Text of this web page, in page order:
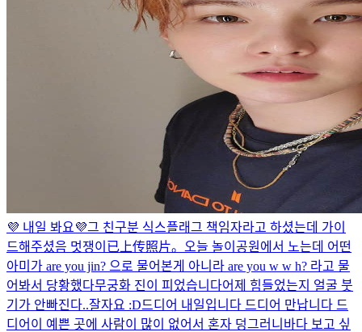
💜 내일 봐요💜그 친구분 식스플래그 책임자라고 하셨는데 가이
드해주셨음 멋쟁이 已上传照片。
오늘 놀이공원에서 노는데 어떤
아미가 are you jin? 으로 물어본게 아니라 are you w w h? 라고 물
어봐서 당황했다무궁화 진이 피었습니다어제 힘들었는지 얼굴 붓
기가 안빠진다..잘자요 :D드디어 내일입니다 드디어 만납니다 드
디어 이 예쁜 곳에 사람이 많이 없어서 혼자 덩그러니 바다 보고 싶